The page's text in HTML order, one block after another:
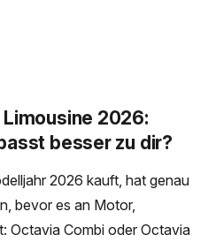
2026:
besser zu dir?
2026 kauft, hat genau
bevor es an Motor,
Octavia Combi oder Octavia